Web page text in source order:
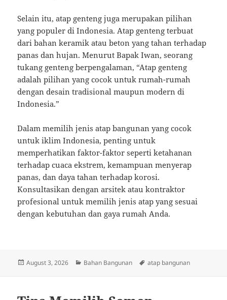
Selain itu, atap genteng juga merupakan pilihan
yang populer di Indonesia. Atap genteng terbuat
dari bahan keramik atau beton yang tahan terhadap
panas dan hujan. Menurut Bapak Iwan, seorang
tukang genteng berpengalaman, “Atap genteng
adalah pilihan yang cocok untuk rumah-rumah
dengan desain tradisional maupun modern di
Indonesia.”
Dalam memilih jenis atap bangunan yang cocok
untuk iklim Indonesia, penting untuk
memperhatikan faktor-faktor seperti ketahanan
terhadap cuaca ekstrem, kemampuan menyerap
panas, dan daya tahan terhadap korosi.
Konsultasikan dengan arsitek atau kontraktor
profesional untuk memilih jenis atap yang sesuai
dengan kebutuhan dan gaya rumah Anda.
Posted
August 3, 2026 Categories
Bahan Bangunan Tags
atap bangunan